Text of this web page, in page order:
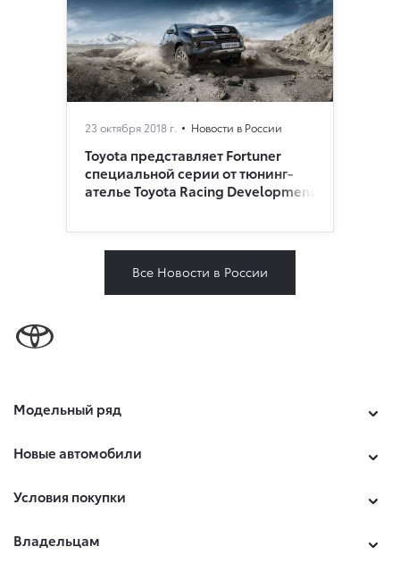
23 октября 2018 г. Новости в России
Toyota представляет Fortuner
специальной серии от тюнинг-
ателье Toyota Racing Development
Все Новости в России
Модельный ряд
Новые автомобили
Условия покупки
Владельцам